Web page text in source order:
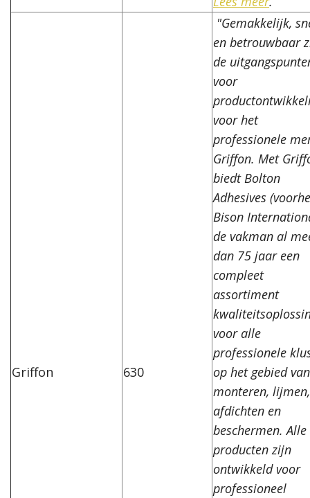
Griffon 630
"Gemakkelijk,
en betrouwbaar
de
voor
voor het
professionele
Griffon. Met
biedt Bolton
Adhesives
Bison
de vakman al
dan 75 jaar een
compleet
assortiment
voor alle
professionele
op het gebied van
monteren, lijmen,
afdichten en
beschermen. Alle
producten zijn
ontwikkeld voor
professioneel